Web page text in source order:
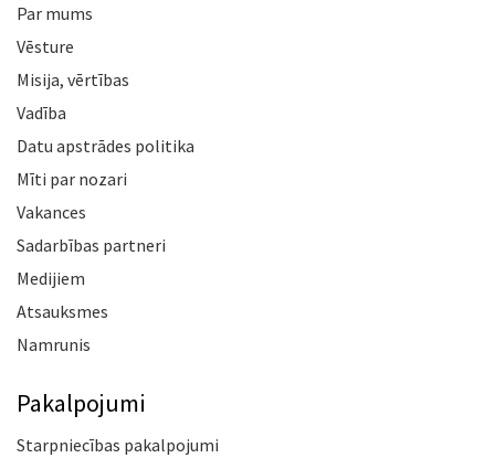
Par mums
Vēsture
Misija, vērtības
Vadība
Datu apstrādes politika
Mīti par nozari
Vakances
Sadarbības partneri
Medijiem
Atsauksmes
Namrunis
Pakalpojumi
Starpniecības pakalpojumi